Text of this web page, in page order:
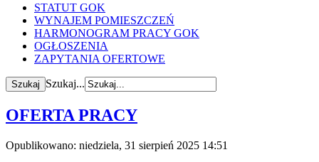
STATUT GOK
WYNAJEM POMIESZCZEŃ
HARMONOGRAM PRACY GOK
OGŁOSZENIA
ZAPYTANIA OFERTOWE
Szukaj...
OFERTA PRACY
Opublikowano: niedziela, 31 sierpień 2025 14:51